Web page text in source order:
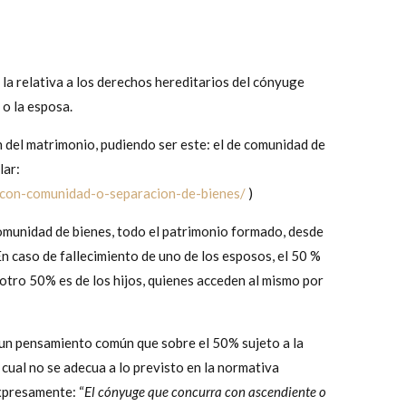
relativa a los derechos hereditarios del cónyuge
la esposa.
matrimonio, pudiendo ser este: el de comunidad de
comunidad-o-separacion-de-bienes/ )
de bienes, todo el patrimonio formado, desde
caso de fallecimiento de uno de los esposos, el 50 %
50% es de los hijos, quienes acceden al mismo por
pensamiento común que sobre el 50% sujeto a la
no se adecua a lo previsto en la normativa
“El cónyuge que concurra con ascendiente o